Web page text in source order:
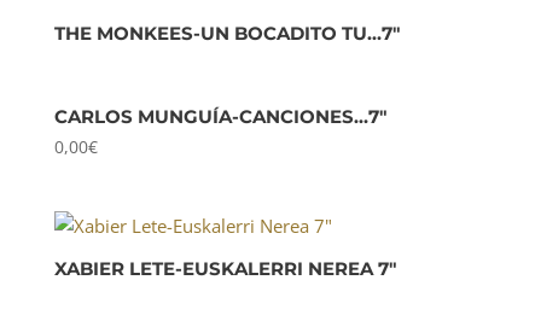
THE MONKEES-UN BOCADITO TU…7″
CARLOS MUNGUÍA-CANCIONES…7″
0,00€
XABIER LETE-EUSKALERRI NEREA 7″